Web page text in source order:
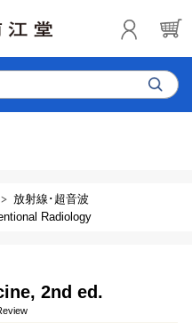
放射線･超音波
Radiology
2nd ed.